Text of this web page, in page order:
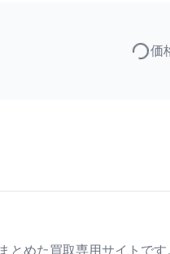
価
めた買取専用サイトです